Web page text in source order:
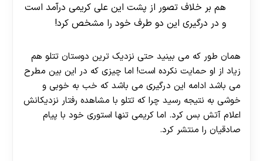
هم بر خلاف تصور از پشت این علی کریمی درآمد است
و در درگیری این دو طرف خود را مشخص کرد!
همان طور که می بینید حتی نزدیک ترین دوستان تتلو هم
زیاد از او حمایت نکرده است! اما چیزی که در این بین مطرح
می باشد ادامه این درگیری می باشد که خب به خوبی و
خوشی به نتیجه رسید چرا که تتلو با مشاهده رفتار نزدیکانش
اعلام آتش بس کرد. اما کریمی تنها استوری خود با پیام
صادقیان را منتشر کرد.